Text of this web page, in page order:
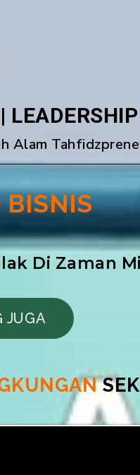
LEADERSHIP
Alam
BISNIS
Di Zaman
JUGA